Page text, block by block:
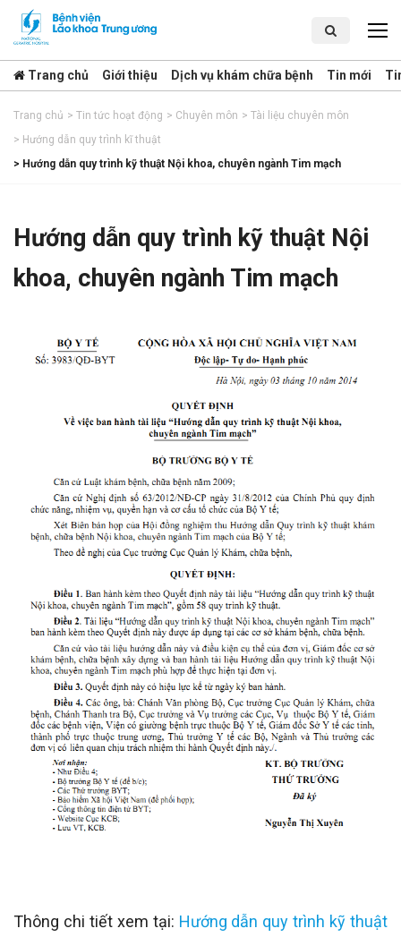
Trang chủ Giới thiệu Dịch vụ khám chữa bệnh Tin mới
Trang chủ > Tin tức hoạt động > Chuyên môn > Tài liệu chuyên môn
> Hướng dẫn quy trình kĩ thuật
> Hướng dẫn quy trình kỹ thuật Nội khoa, chuyên ngành Tim mạch
Hướng dẫn quy trình kỹ thuật Nội
khoa, chuyên ngành Tim mạch
Thông chi tiết xem tại: Hướng dẫn quy trình kỹ thuật